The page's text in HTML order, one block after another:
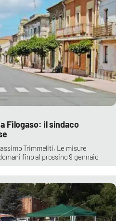
Filogaso: il sindaco
Trimmeliti. Le misure
fino al prossino 9 gennaio